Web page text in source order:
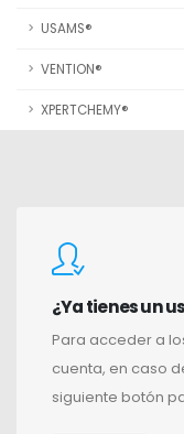
USAMS®
VENTION®
XPERTCHEMY®
¿Ya tienes un
Para acceder a
cuenta, en caso
siguiente botón